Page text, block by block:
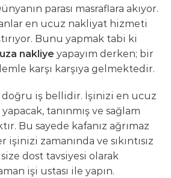
parası masraflara akıyor.
en ucuz nakliyat hizmeti
Bunu yapmak tabi ki
nakliye yapayım derken; bir
karşı karşıya gelmektedir.
doğru iş bellidir. İşinizi en ucuz
tanınmış ve sağlam
Bu sayede kafanız ağrımaz
zamanında ve sıkıntısız
size dost tavsiyesi olarak
işi ustası ile yapın.